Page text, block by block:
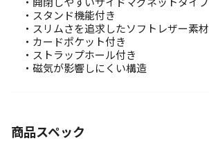
・開閉しやすいサイドマグネットタイプ
・スタンド機能付き
・スリムさを追求したソフトレザー素材
・カードポケット付き
・ストラップホール付き
・磁気が影響しにくい構造
商品スペック